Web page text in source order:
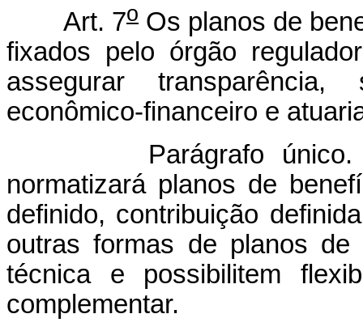
Art. 7o Os planos de
fixados pelo órgão
assegurar
econômico-financeiro e
Parágrafo único. O
normatizará planos de
definido, contribuição
outras formas de planos
técnica e possibilitem
complementar.